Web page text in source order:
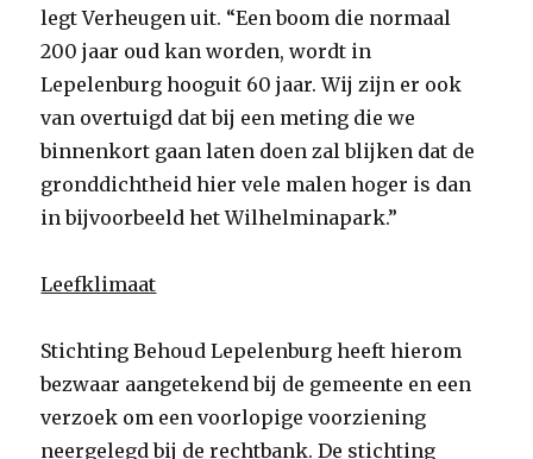
legt Verheugen uit. “Een boom die normaal
200 jaar oud kan worden, wordt in
Lepelenburg hooguit 60 jaar. Wij zijn er ook
van overtuigd dat bij een meting die we
binnenkort gaan laten doen zal blijken dat de
gronddichtheid hier vele malen hoger is dan
in bijvoorbeeld het Wilhelminapark.”
Leefklimaat
Stichting Behoud Lepelenburg heeft hierom
bezwaar aangetekend bij de gemeente en een
verzoek om een voorlopige voorziening
neergelegd bij de rechtbank. De stichting